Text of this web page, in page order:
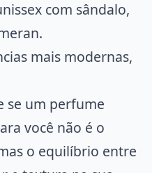
com sândalo,
mais modernas,
se um perfume
você não é o
o equilíbrio entre